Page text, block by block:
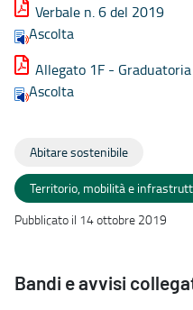
Verbale n. 6 del 2019
Ascolta
Allegato 1F - Graduatoria
Ascolta
Abitare sostenibile
Territorio, mobilità e
Pubblicato il 14 ottobre 2019
Bandi e avvisi